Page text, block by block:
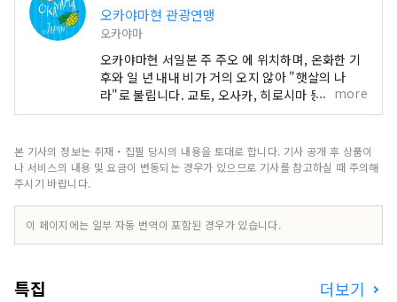
오카야마현 관광연맹
오카야마
오카야마현 서일본 주 주오 에 위치하며, 온화한 기
후와 일 년 내내 비가 거의 오지 않아 "햇살의 나
라"로 불립니다. 교토, 오사카, 히로시마 등 유명 관
광지의 중간 지점에 편리하게 위치해 있습니다! 또
카야마 "과일의 오카야마"라고도 불리며, 세토우치
의 따뜻한 기후에서 햇볕을 듬뿍 받으며 자란 과일
보세요! 오카야마 에는 오카야마 성, 일본 3대 정원
중 하나인 오카야마 고라쿠엔, 역사와 문화, 예술을
more
본 기사의 정보는 취재・집필 당시의 내용을 토대로 합니다. 기사 공개 후 상품이
나 서비스의 내용 및 요금이 변동되는 경우가 있으므로 기사를 참고하실 때 주의해
주시기 바랍니다.
이 페이지에는 일부 자동 번역이 포함된 경우가 있습니다.
특집 더보기